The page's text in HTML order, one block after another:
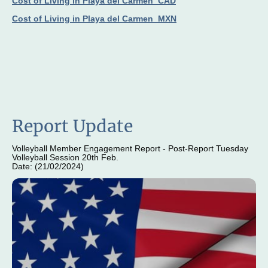
Cost of Living in Playa del Carmen_MXN
Report Update
Volleyball Member Engagement Report - Post-Report Tuesday
Volleyball Session 20th Feb.
Date: (21/02/2024)